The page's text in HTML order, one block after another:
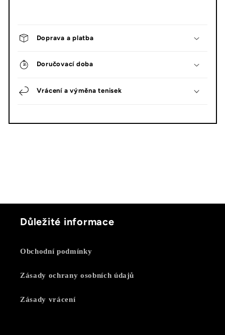
Doprava a platba
Doručovací doba
Vrácení a výměna tenisek
Důležité informace
Obchodní podmínky
Zásady ochrany osobních údajů
Zásady vrácení